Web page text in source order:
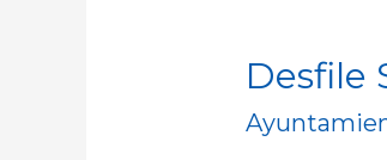
Desfile
Desfile
Solidario